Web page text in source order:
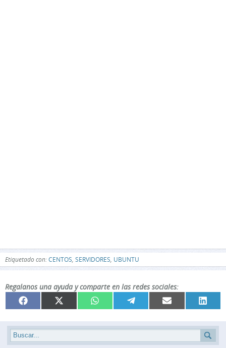
Etiquetado con:CENTOS, SERVIDORES, UBUNTU
Regalanos una ayuda y comparte en las redes sociales:
Compartir
en
Facebook Compartir
en
X
(Twitter)
Compartir
en
WhatsApp Compartir
en
Compartir
en
Email
en